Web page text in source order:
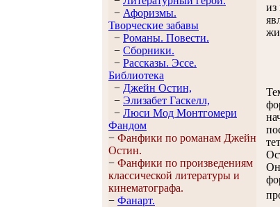
− Афоризмы.
Творческие забавы
− Романы. Повести.
− Сборники.
− Рассказы. Эссe.
Библиотека
− Джейн Остин,
− Элизабет Гaскелл,
− Люси Мод Монтгомери
Фандом
− Фанфики по романам Джейн
Остин.
− Фанфики по произведениям
классической литературы и
кинематографа.
− Фанарт.
из